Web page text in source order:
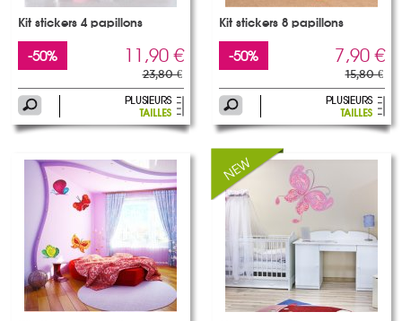
Kit stickers 4 papillons
-50% 11,90 €
23,80 €
Kit stickers 8 papillons
-50% 7,90 €
15,80 €